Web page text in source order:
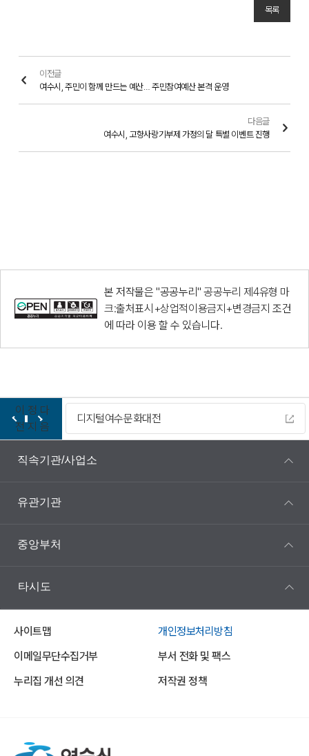
목록
이전글
여수시, 주민이 함께 만드는 예산… 주민참여예산 본격 운영
다음글
여수시, 고향사랑기부제 가정의 달 특별 이벤트 진행
본 저작물은 "공공누리"공공누리 제4유형 마
크:출처표시+상업적이용금지+변경금지 조건
에 따라 이용 할 수 있습니다.
이
전
정
지
다
음
디지털여수문화대전
직속기관/사업소
유관기관
중앙부처
타시도
사이트맵
개인정보처리방침
이메일무단수집거부
부서 전화 및 팩스
누리집 개선 의견
저작권 정책